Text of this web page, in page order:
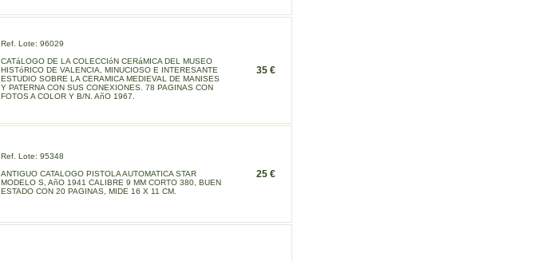
Ref. Lote: 96029
CATáLOGO DE LA COLECCIóN CERáMICA DEL MUSEO
HISTóRICO DE VALENCIA, MINUCIOSO E INTERESANTE
ESTUDIO SOBRE LA CERAMICA MEDIEVAL DE MANISES
Y PATERNA CON SUS CONEXIONES. 78 PAGINAS CON
FOTOS A COLOR Y B/N. AñO 1967.
35 €
Ref. Lote: 95348
ANTIGUO CATALOGO PISTOLA AUTOMATICA STAR
MODELO S, AñO 1941 CALIBRE 9 MM CORTO 380, BUEN
ESTADO CON 20 PAGINAS, MIDE 16 X 11 CM.
25 €